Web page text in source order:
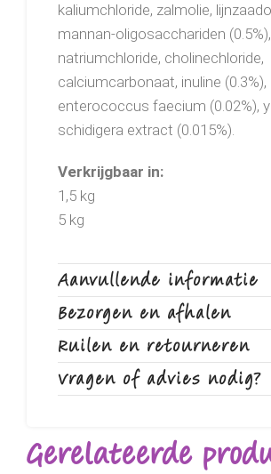
kaliumchloride, zalmolie,
mannan-oligosacchariden (0.5%),
natriumchloride, cholinechloride,
calciumcarbonaat, inuline (0.3%),
enterococcus faecium (0.02%),
schidigera extract (0.015%).
Verkrijgbaar in:
1,5 kg
5 kg
Aanvullende informatie
Bezorgen en afhalen
Ruilen en retourneren
Vragen of advies nodig?
Gerelateerde